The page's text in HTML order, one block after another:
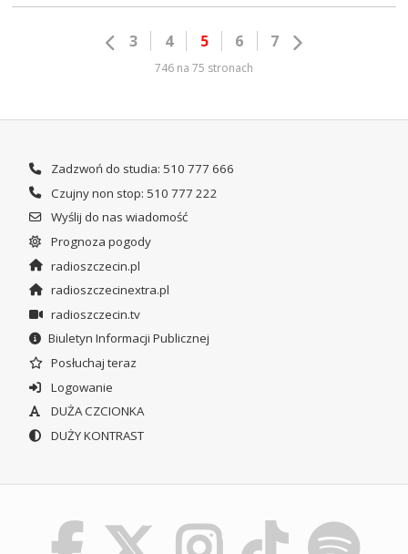
3 4 5 6 7
746 na 75 stronach
Zadzwoń do studia: 510 777 666
Czujny non stop: 510 777 222
Wyślij do nas wiadomość
Prognoza pogody
radioszczecin.pl
radioszczecinextra.pl
radioszczecin.tv
Biuletyn Informacji Publicznej
Posłuchaj teraz
Logowanie
DUŻA CZCIONKA
DUŻY KONTRAST